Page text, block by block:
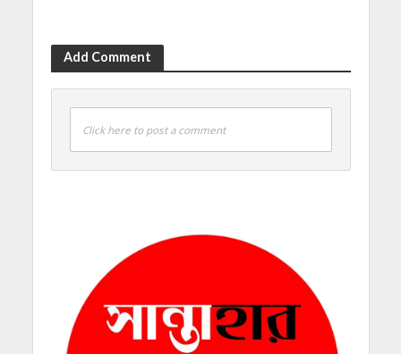
Add Comment
Click here to post a comment